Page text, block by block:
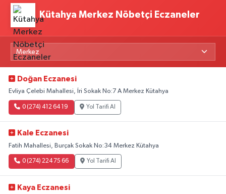
Kütahya Merkez Nöbetçi Eczaneler
Doğan Eczanesi
Evliya Çelebi Mahallesi, İri Sokak No:7 A Merkez Kütahya
0 (274) 412 64 19 Yol Tarifi Al
Kale Eczanesi
Fatih Mahallesi, Burçak Sokak No:34 Merkez Kütahya
0 (274) 224 75 66 Yol Tarifi Al
Kaya Eczanesi